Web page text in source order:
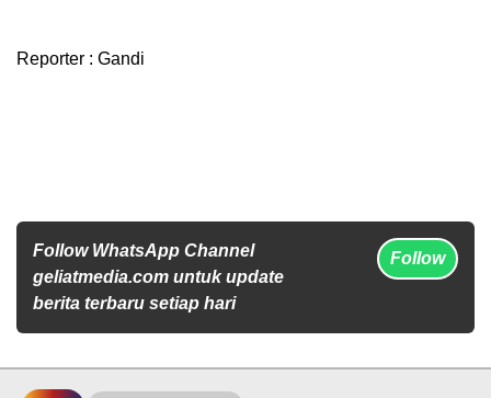
Reporter : Gandi
Follow WhatsApp Channel
geliatmedia.com untuk update
berita terbaru setiap hari
Follow